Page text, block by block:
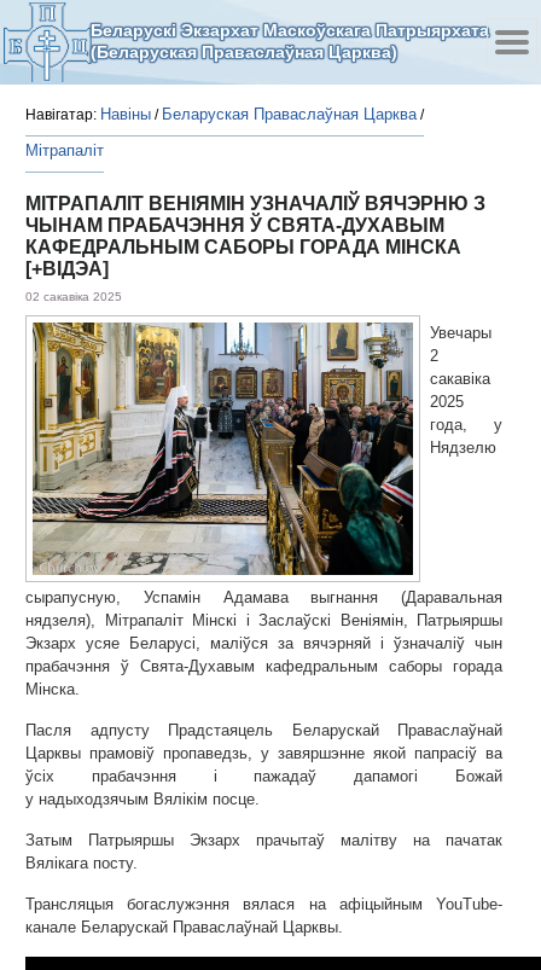
Беларускі Экзархат Маскоўскага Патрыярхата
(Беларуская Праваслаўная Царква)
Навігатар: Навіны / Беларуская Праваслаўная Царква/
Мітрапаліт
МІТРАПАЛІТ ВЕНІЯМІН УЗНАЧАЛІЎ ВЯЧЭРНЮ З
ЧЫНАМ ПРАБАЧЭННЯ Ў СВЯТА-ДУХАВЫМ
КАФЕДРАЛЬНЫМ САБОРЫ ГОРАДА МІНСКА
[+ВІДЭА]
02 сакавіка 2025
Увечары
2
сакавіка
2025
года, у
Нядзелю
сырапусную, Успамін Адамава выгнання (Даравальная
нядзеля), Мітрапаліт Мінскі і Заслаўскі Веніямін, Патрыяршы
Экзарх усяе Беларусі, маліўся за вячэрняй і ўзначаліў чын
прабачэння ў Свята-Духавым кафедральным саборы горада
Мінска.
Пасля адпусту Прадстаяцель Беларускай Праваслаўнай
Царквы прамовіў пропаведзь, у завяршэнне якой папрасіў ва
ўсіх прабачэння і пажадаў дапамогі Божай
у надыходзячым Вялікім посце.
Затым Патрыяршы Экзарх прачытаў малітву на пачатак
Вялікага посту.
Трансляцыя богаслужэння вялася на афіцыйным YouTube-
канале Беларускай Праваслаўнай Царквы.